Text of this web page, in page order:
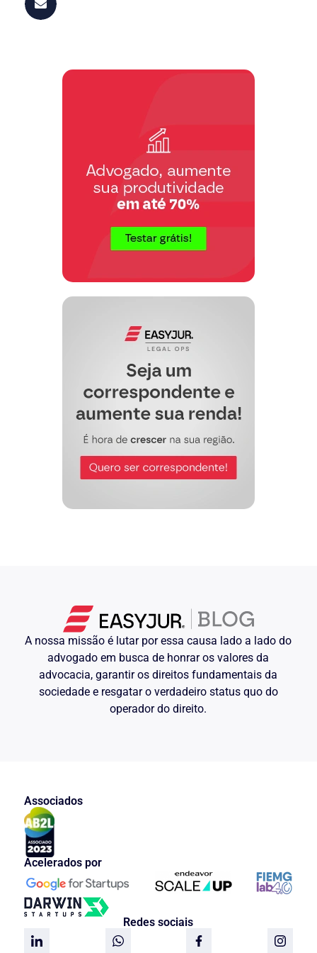
condenando a RECORRENTE ao
que essaEGRÉGIA TURMA
RECURSAL
Requer ainda, caso esta
TURMA RECURSAL
RECORRENTEcausou algum
parte RECORRIDA,seja a
indenização reduzida,uma vez que a
parte RECORRENTE não é pessoa de
J U S T I C A .
RIO DE Janeiro, 08 de Junho de
2003.
A nossa missão é lutar por essa causa lado a lado do
advogado em busca de honrar os valores da
advocacia, garantir os direitos fundamentais da
sociedade e resgatar o verdadeiro status quo do
operador do direito.
Associados
Acelerados por
Redes sociais